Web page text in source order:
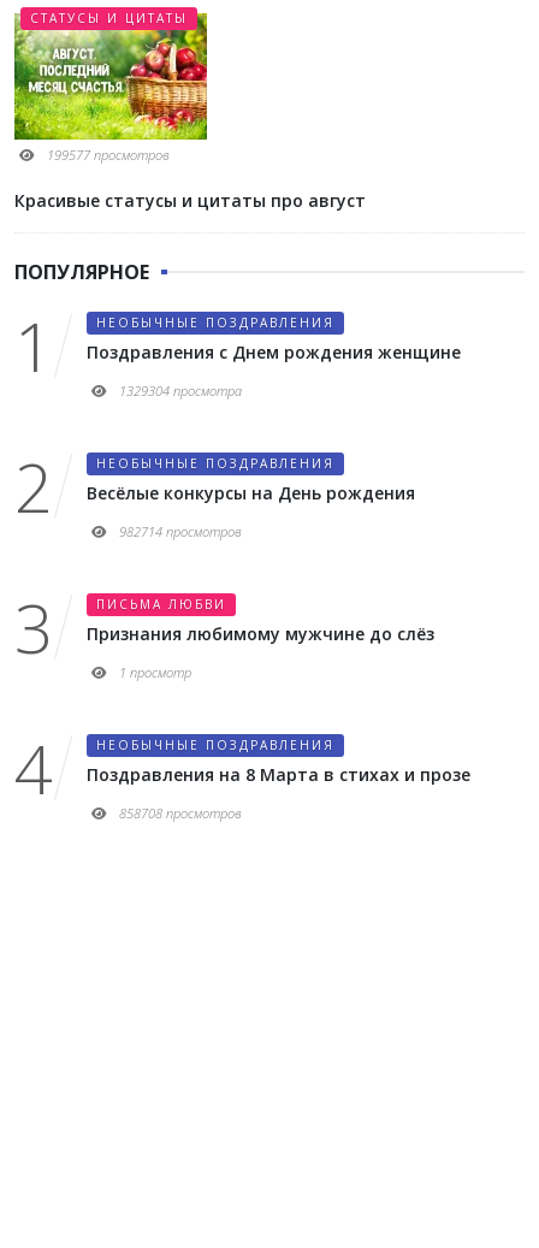
СТАТУСЫ И ЦИТАТЫ
199577 просмотров
Красивые статусы и цитаты про август
ПОПУЛЯРНОЕ
НЕОБЫЧНЫЕ ПОЗДРАВЛЕНИЯ
Поздравления с Днем рождения женщине
1329304 просмотра
НЕОБЫЧНЫЕ ПОЗДРАВЛЕНИЯ
Весёлые конкурсы на День рождения
982714 просмотров
ПИСЬМА ЛЮБВИ
Признания любимому мужчине до слёз
1 просмотр
НЕОБЫЧНЫЕ ПОЗДРАВЛЕНИЯ
Поздравления на 8 Марта в стихах и прозе
858708 просмотров